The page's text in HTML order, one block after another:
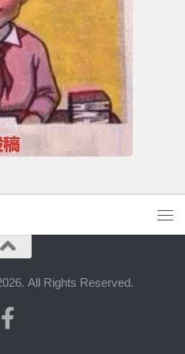
All Rights Reserved.